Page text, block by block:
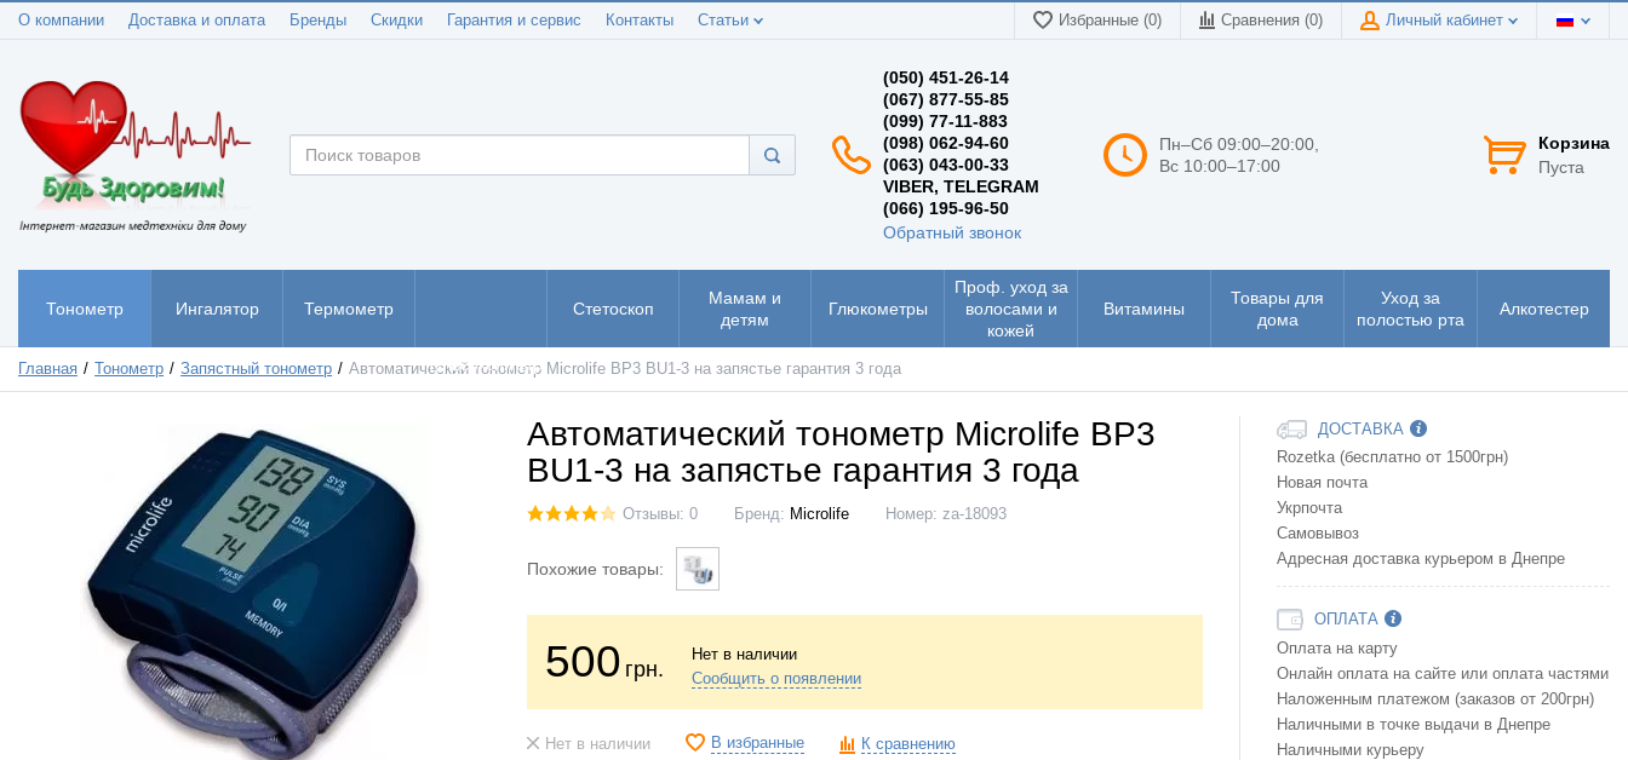
О компании Доставка и оплата Бренды Скидки Гарантия и сервис Контакты Статьи Избранные (0) Сравнения (0) Личный кабинет
(050) 451-26-14
(067) 877-55-85
(099) 77-11-883
(098) 062-94-60
(063) 043-00-33
VIBER, TELEGRAM
(066) 195-96-50
Обратный звонок
Пн–Сб 09:00–20:00,
Вс 10:00–17:00
Корзина
Пуста
Тонометр Ингалятор Термометр
Пульсоксиметр
Стетоскоп
Мамам и
детям
Глюкометры
Проф. уход за
волосами и
кожей
Витамины
Товары для
дома
Уход за
полостью рта
Алкотестер
Главная Тонометр Запястный тонометр Автоматический тонометр Microlife BP3 BU1-3 на запястье гарантия 3 года
Автоматический тонометр Microlife BP3
BU1-3 на запястье гарантия 3 года
Отзывы: 0 Бренд: Microlife Номер: za-18093
Похожие товары:
500 грн.
Нет в наличии
Сообщить о появлении
Нет в наличии В избранные К сравнению
ДОСТАВКА
Rozetka (бесплатно от 1500грн)
Новая почта
Укрпочта
Самовывоз
Адресная доставка курьером в Днепре
ОПЛАТА
Оплата на карту
Онлайн оплата на сайте или оплата частями
Наложенным платежом (заказов от 200грн)
Наличными в точке выдачи в Днепре
Наличными курьеру